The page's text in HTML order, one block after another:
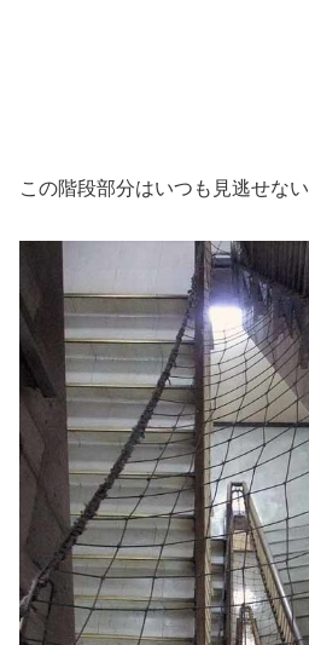
この階段部分はいつも見逃せない